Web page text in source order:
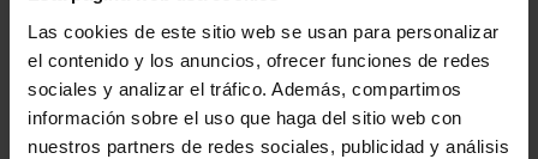
Las cookies de este sitio web se usan para personalizar
el contenido y los anuncios, ofrecer funciones de redes
sociales y analizar el tráfico. Además, compartimos
información sobre el uso que haga del sitio web con
nuestros partners de redes sociales, publicidad y análisis